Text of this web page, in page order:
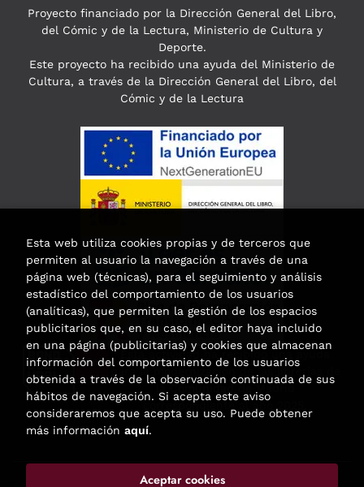
Proyecto financiado por la Dirección General del Libro,
del Cómic y de la Lectura, Ministerio de Cultura y
Deporte.
Este proyecto ha recibido una ayuda del Ministerio de
Cultura, a través de la Dirección General del Libro, del
Cómic y de la Lectura
Esta actividad ha recibido una ayuda
para la modernización de las librerías de
la Comunidad de Madrid
correspondiente al año 2025.
Esta web utiliza cookies propias y de terceros que
permiten al usuario la navegación a través de una
página web (técnicas), para el seguimiento y análisis
estadístico del comportamiento de los usuarios
(analíticas), que permiten la gestión de los espacios
publicitarios que, en su caso, el editor haya incluido
en una página (publicitarias) y cookies que almacenan
información del comportamiento de los usuarios
obtenida a través de la observación continuada de sus
hábitos de navegación. Si acepta este aviso
consideraremos que acepta su uso. Puede obtener
más información aquí.
Aceptar cookies